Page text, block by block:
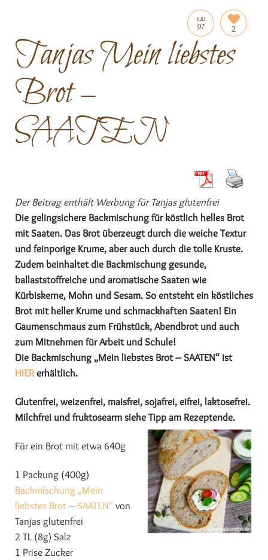
JULI
07 2
Tanjas Mein liebstes
Brot –
SAATEN
Der Beitrag enthält Werbung für Tanjas glutenfrei
Die gelingsichere Backmischung für köstlich helles Brot
mit Saaten. Das Brot überzeugt durch die weiche Textur
und feinporige Krume, aber auch durch die tolle Kruste.
Zudem beinhaltet die Backmischung gesunde,
ballaststoffreiche und aromatische Saaten wie
Kürbiskerne, Mohn und Sesam. So entsteht ein köstliches
Brot mit heller Krume und schmackhaften Saaten! Ein
Gaumenschmaus zum Frühstück, Abendbrot und auch
zum Mitnehmen für Arbeit und Schule!
Die Backmischung „Mein liebstes Brot – SAATEN“ ist
HIERerhältlich.
Glutenfrei, weizenfrei, maisfrei, sojafrei, eifrei, laktosefrei.
Milchfrei und fruktosearm siehe Tipp am Rezeptende.
Für ein Brot mit etwa 640g
1 Packung (400g)
Backmischung „Mein
liebstes Brot – SAATEN“ von
Tanjas glutenfrei
2 TL (8g) Salz
1 Prise Zucker